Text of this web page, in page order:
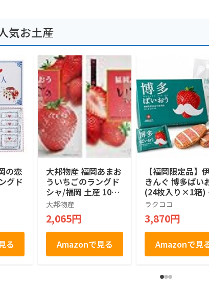
気お土産
の恋
グド
る
大邦物産 福岡あまお
ういちごのラングド
シャ/福岡 土産 10個
×2箱
大邦物産
2,065円
Amazonで見る
【福岡限定品】
きんぐ 博多ぱい
(24枚入り×1箱)
岡県産あまおう苺
用 パイ菓子 専用お
みやげ袋付き 福岡
産 お土産 お取り
せ ギフト 贈答用
菓子 帰省土産 プ
ゼント ご挨拶 ラ
ココ厳選
ラクココ
3,870円
Amazonで見